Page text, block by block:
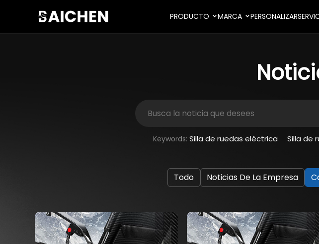
PRODUCTO MARCA PERSONALIZAR
Keywords: Silla de ruedas eléctrica Silla de
Todo Noticias De La Empresa